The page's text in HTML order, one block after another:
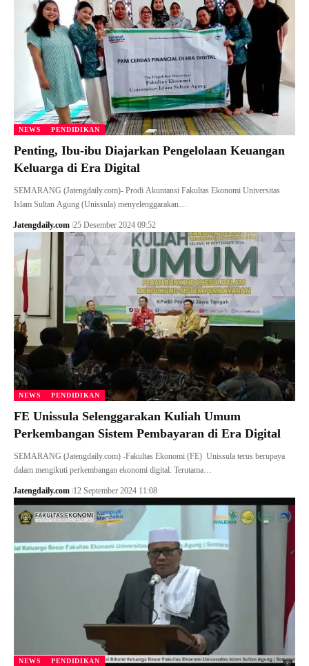
NEWS PENDIDIKAN
Penting, Ibu-ibu Diajarkan Pengelolaan Keuangan
Keluarga di Era Digital
SEMARANG (Jatengdaily.com)- Prodi Akuntansi Fakultas Ekonomi Universitas
Islam Sultan Agung (Unissula) menyelenggarakan…
Jatengdaily.com 25 Desember 2024 09:52
NEWS PENDIDIKAN
FE Unissula Selenggarakan Kuliah Umum
Perkembangan Sistem Pembayaran di Era Digital
SEMARANG (Jatengdaily.com) -Fakultas Ekonomi (FE) Unissula terus berupaya
dalam mengikuti perkembangan ekonomi digital. Terutama…
Jatengdaily.com 12 September 2024 11:08
NEWS PENDIDIKAN